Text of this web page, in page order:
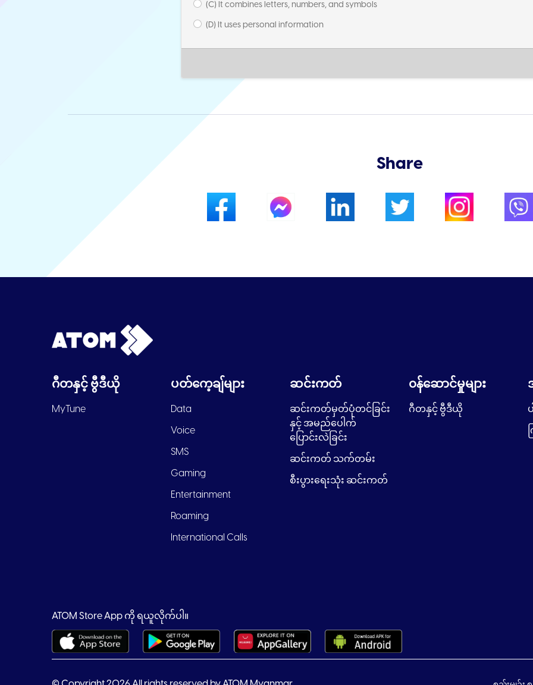
(C) It combines letters, numbers, and symbols
(D) It uses personal information
Share
ဂီတနှင့် ဗွီဒီယို
MyTune
ပတ်ကေ့ချ်များ
Data
Voice
SMS
Gaming
Entertainment
Roaming
International Calls
ဆင်းကတ်
ဆင်းကတ်မှတ်ပုံတင်ခြင်း
နှင့် အမည်ပေါက်
ပြောင်းလဲခြင်း
ဆင်းကတ် သက်တမ်း
စီးပွားရေးသုံး ဆင်းကတ်
၀န်ဆောင်မှုများ
ဂီတနှင့် ဗွီဒီယို
ATOM Store App ကို ရယူလိုက်ပါ။